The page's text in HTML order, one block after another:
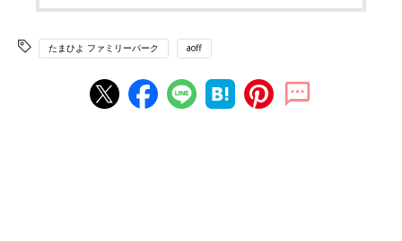
たまひよ ファミリーパーク aoff